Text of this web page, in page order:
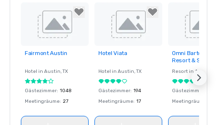
Removed from
Fairmont Austin
Hotel in Austin, TX
Gästezimmer: 1048
Meetingräume: 27
Removed from
Hotel Viata
Hotel in Austin, TX
Gästezimmer: 194
Meetingräume: 17
Removed
favorites
Omni Barton
Resort & Spa
Resort in Austin
Gästezimmer
Meetingräume